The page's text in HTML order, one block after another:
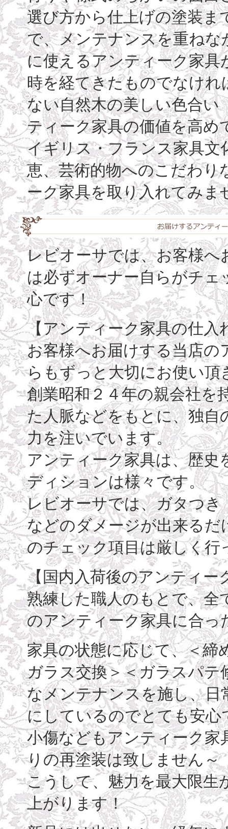
選び方から仕上げの塗装
で、メンテナンスを重ね
に使えるアンティーク家
時を経てきたものでなけ
ない自然木の美しい色合い
ティーク家具の価値を高め
イギリス・フランス家具文
恵、芸術的物へのこだわ
ーク家具を取り入れてみま
レビオーサでは、お客様
は必ずオーナー自らがチ
心です！
【アンティーク家具の仕
お客様へお届けする当店
らもずっと大切にお使い
創業昭和２４年の親会社を
た人脈などをもとに、独自
力を注いでいます。
アンティーク家具は、歴
ディションは様々です。
レビオーサでは、ガタつき
などのダメージが出来る
のチェック項目は厳しく
【国内入荷後のアンティ
熟練した職人のもとで、
のアンティーク家具に合
家具の状態に応じて、＜締
ガラス交換＞＜ガラスパテ
なメンテナンスを施し、
にしているのでとても安心
小傷などもアンティーク家
りの再塗装は致しません～
こうして、魅力を最大限生
上がります！